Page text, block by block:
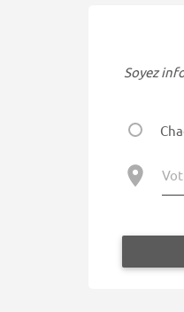
Soyez